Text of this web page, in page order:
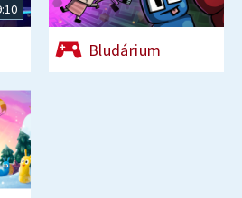
Bludárium